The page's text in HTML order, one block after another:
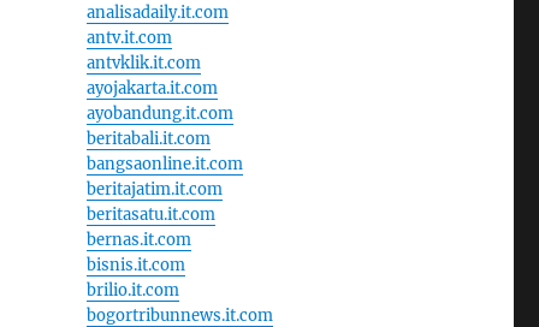
analisadaily.it.com
antv.it.com
antvklik.it.com
ayojakarta.it.com
ayobandung.it.com
beritabali.it.com
bangsaonline.it.com
beritajatim.it.com
beritasatu.it.com
bernas.it.com
bisnis.it.com
brilio.it.com
bogortribunnews.it.com